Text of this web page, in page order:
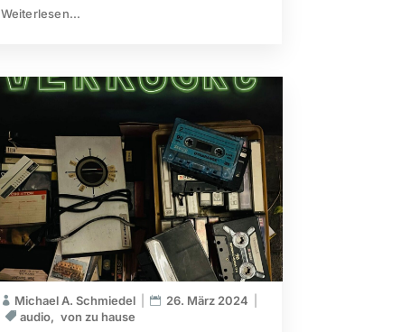
Weiterlesen...
Michael A. Schmiedel
26. März 2024
audio
von zu hause